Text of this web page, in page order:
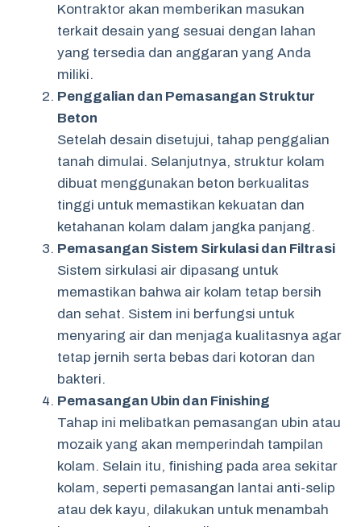
Kontraktor akan memberikan masukan
terkait desain yang sesuai dengan lahan
yang tersedia dan anggaran yang Anda
miliki.
Penggalian dan Pemasangan Struktur
Beton
Setelah desain disetujui, tahap penggalian
tanah dimulai. Selanjutnya, struktur kolam
dibuat menggunakan beton berkualitas
tinggi untuk memastikan kekuatan dan
ketahanan kolam dalam jangka panjang.
Pemasangan Sistem Sirkulasi dan Filtrasi
Sistem sirkulasi air dipasang untuk
memastikan bahwa air kolam tetap bersih
dan sehat. Sistem ini berfungsi untuk
menyaring air dan menjaga kualitasnya agar
tetap jernih serta bebas dari kotoran dan
bakteri.
Pemasangan Ubin dan Finishing
Tahap ini melibatkan pemasangan ubin atau
mozaik yang akan memperindah tampilan
kolam. Selain itu, finishing pada area sekitar
kolam, seperti pemasangan lantai anti-selip
atau dek kayu, dilakukan untuk menambah